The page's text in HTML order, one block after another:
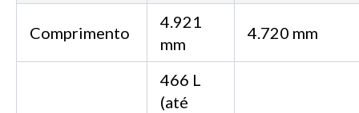
Comprimento
4.921
mm
4.720 mm
466 L
(até